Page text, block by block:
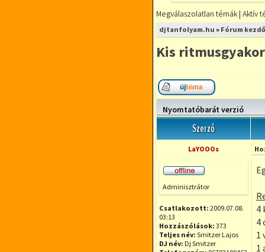
Megválaszolatlan témák| Aktív
djtanfolyam.hu » Fórum
Kis
Új téma nyitása
Nyomtatóbarát verzió
Szerző
LaYOOOs
Adminisztrátor
Csatlakozott: 2009.07.08.
03:13
Hozzászólások: 373
Teljes név: Smitzer Lajos
DJ név: Dj Smitzer
4
4
1
1